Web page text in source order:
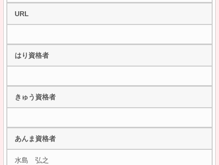
URL
はり資格者
きゅう資格者
あんま資格者
水島 弘之